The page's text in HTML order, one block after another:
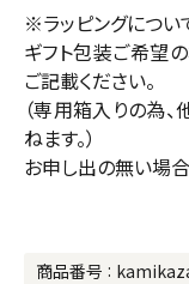
※ラッピングについ
ギフト包装ご希望
ご記載ください。
（専用箱入りの為
ねます。）
お申し出の無い場合
商品番号